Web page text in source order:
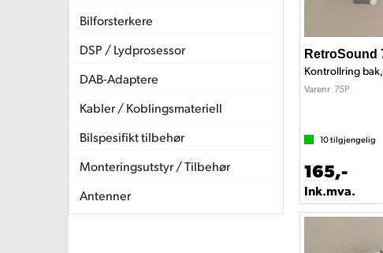
Bilforsterkere
DSP / Lydprosessor
DAB-Adaptere
Kabler / Koblingsmateriell
Bilspesifikt tilbehør
Monteringsutstyr / Tilbehør
Antenner
RetroSound
Kontrollring
Varenr 75P
10tilgjengelig
165,-
Ink.mva.